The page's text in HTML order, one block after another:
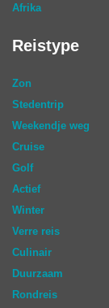
Afrika
Reistype
Zon
Stedentrip
Weekendje weg
Cruise
Golf
Actief
Winter
Verre reis
Culinair
Duurzaam
Rondreis